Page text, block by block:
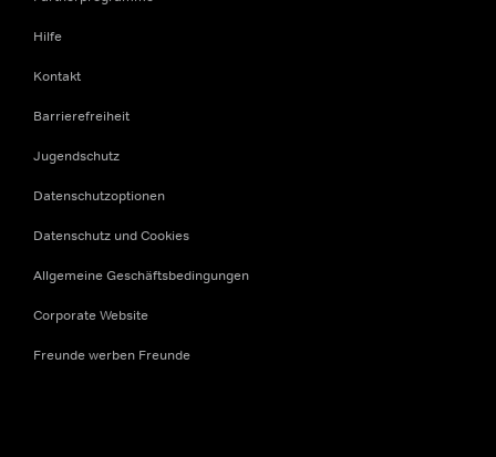
Hilfe
Kontakt
Barrierefreiheit
Jugendschutz
Datenschutzoptionen
Datenschutz und Cookies
Allgemeine Geschäftsbedingungen
Corporate Website
Freunde werben Freunde